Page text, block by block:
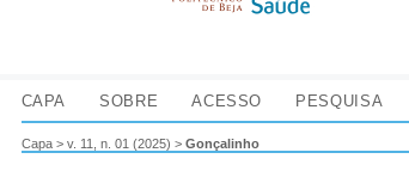
CAPA SOBRE ACESSO PESQUISA
Capa> v. 11, n. 01 (2025) > Gonçalinho